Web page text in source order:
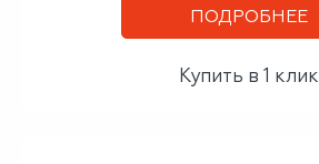
ПОДРОБНЕЕ
Купить в 1 клик